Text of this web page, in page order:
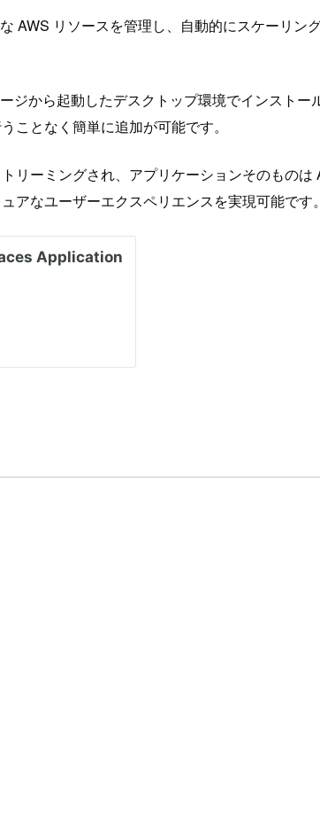
AWS リソースを管理し、自動的にスケーリ
から起動したデスクトップ環境でインスト
ことなく簡単に追加が可能です。
ーミングされ、アプリケーションそのものは
なユーザーエクスペリエンスを実現可能です。